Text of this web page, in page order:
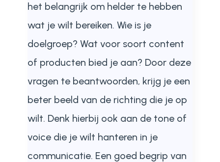
het belangrijk om helder te hebben
wat je wilt bereiken. Wie is je
doelgroep? Wat voor soort content
of producten bied je aan? Door deze
vragen te beantwoorden, krijg je een
beter beeld van de richting die je op
wilt. Denk hierbij ook aan de tone of
voice die je wilt hanteren in je
communicatie. Een goed begrip van